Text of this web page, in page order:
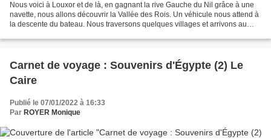
Nous voici à Louxor et de là, en gagnant la rive Gauche du Nil grâce à une
navette, nous allons découvrir la Vallée des Rois. Un véhicule nous attend à
la descente du bateau. Nous traversons quelques villages et arrivons au
Carnet de voyage : Souvenirs d'Égypte (2) Le
Caire
Publié le 07/01/2022 à 16:33
Par ROYER Monique